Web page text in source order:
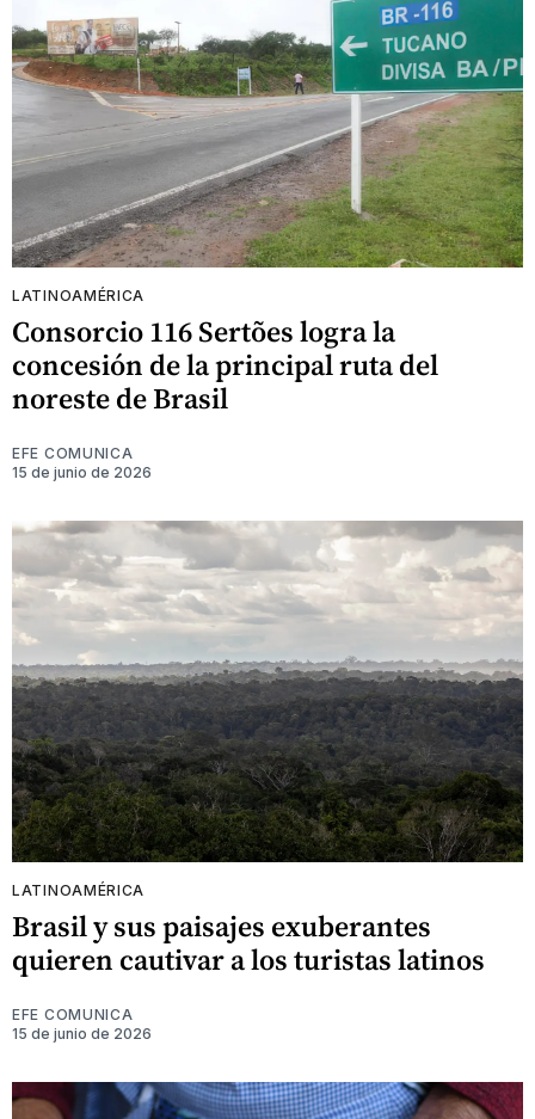
LATINOAMÉRICA
Consorcio 116 Sertões logra la
concesión de la principal ruta del
noreste de Brasil
EFE COMUNICA
15 de junio de 2026
LATINOAMÉRICA
Brasil y sus paisajes exuberantes
quieren cautivar a los turistas latinos
EFE COMUNICA
15 de junio de 2026